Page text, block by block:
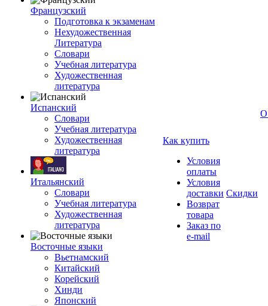
Французский
Подготовка к экзаменам
Нехудожественная
Литература
Словари
Учебная литература
Художественная
литература
Испанский
Словари
Учебная литература
Художественная
литература
Итальянский
Словари
Учебная литература
Художественная
литература
Восточные языки
Вьетнамский
Китайский
Корейский
Хинди
Японский
Как купить
Условия
оплаты
Условия
доставки
Возврат
товара
Заказ по
e-mail
Скидки
О